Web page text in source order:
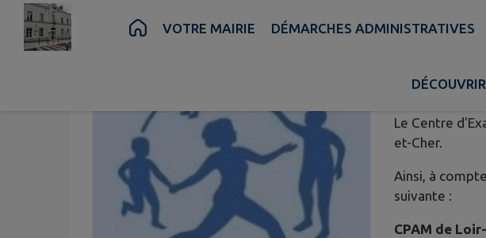
Contenu Menu Recherche Pied de page
VOTRE MAIRIE DÉMARCHES ADMINISTRATIVES
DÉCOUVRIR
Publié le
Le Centre
et-Cher.
Ainsi, à
suivante :
CPAM de